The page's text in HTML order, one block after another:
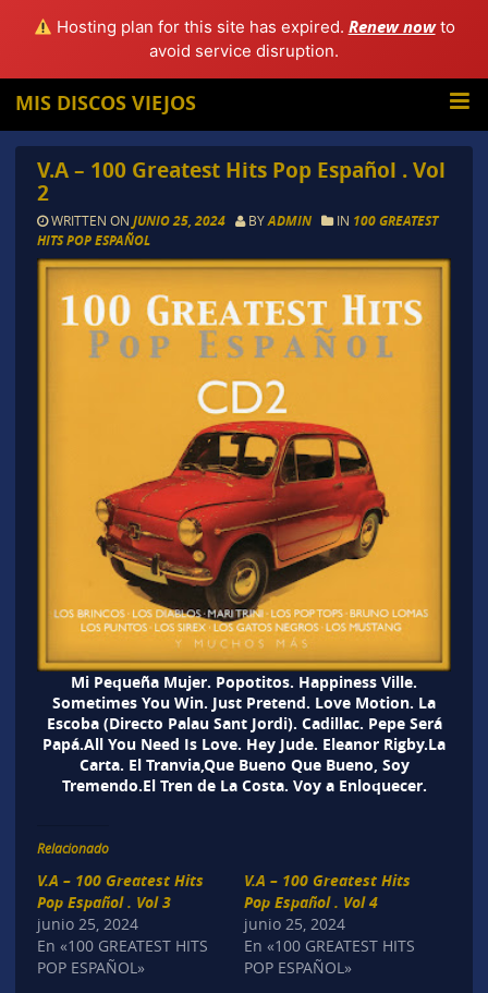
Hosting plan for this site has expired. Renew nowto
avoid service disruption.
MIS DISCOS VIEJOS
V.A – 100 Greatest Hits Pop Español . Vol
2
WRITTEN ON JUNIO 25, 2024 BYADMIN IN 100 GREATEST
HITS POP ESPAÑOL
Mi Pequeña Mujer. Popotitos. Happiness Ville.
Sometimes You Win. Just Pretend. Love Motion. La
Escoba (Directo Palau Sant Jordi). Cadillac. Pepe Será
Papá.All You Need Is Love. Hey Jude. Eleanor Rigby.La
Carta. El Tranvia,Que Bueno Que Bueno, Soy
Tremendo.El Tren de La Costa. Voy a Enloquecer.
Relacionado
V.A – 100 Greatest Hits
Pop Español . Vol 3
junio 25, 2024
En «100 GREATEST HITS
POP ESPAÑOL»
V.A – 100 Greatest Hits
Pop Español . Vol 4
junio 25, 2024
En «100 GREATEST HITS
POP ESPAÑOL»